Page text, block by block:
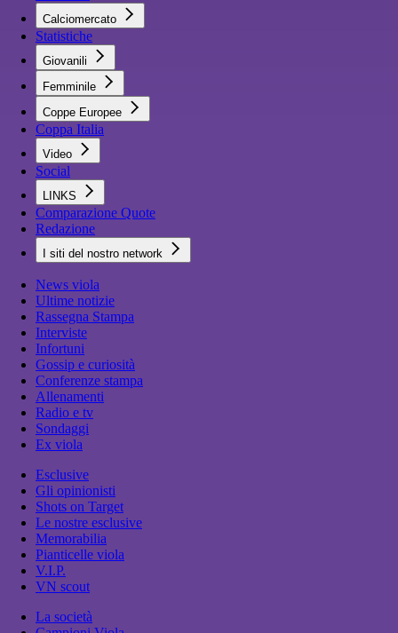
Calciomercato
Statistiche
Giovanili
Femminile
Coppe Europee
Coppa Italia
Video
Social
LINKS
Comparazione Quote
Redazione
I siti del nostro network
News viola
Ultime notizie
Rassegna Stampa
Interviste
Infortuni
Gossip e curiosità
Conferenze stampa
Allenamenti
Radio e tv
Sondaggi
Ex viola
Esclusive
Gli opinionisti
Shots on Target
Le nostre esclusive
Memorabilia
Pianticelle viola
V.I.P.
VN scout
La società